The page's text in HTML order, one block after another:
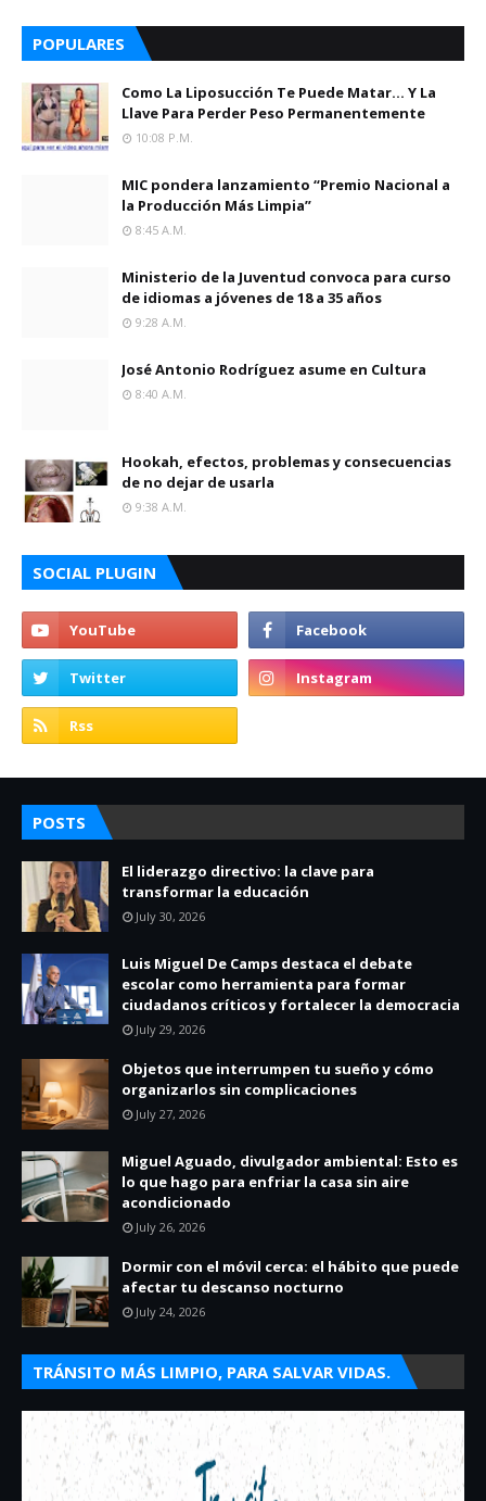
POPULARES
Como La Liposucción Te Puede Matar… Y La
Llave Para Perder Peso Permanentemente
10:08 P.m.
MIC pondera lanzamiento “Premio Nacional a
la Producción Más Limpia”
8:45 A.m.
Ministerio de la Juventud convoca para curso
de idiomas a jóvenes de 18 a 35 años
9:28 A.m.
José Antonio Rodríguez asume en Cultura
8:40 A.m.
Hookah, efectos, problemas y consecuencias
de no dejar de usarla
9:38 A.m.
SOCIAL PLUGIN
POSTS
El liderazgo directivo: la clave para
transformar la educación
July 30, 2026
Luis Miguel De Camps destaca el debate
escolar como herramienta para formar
ciudadanos críticos y fortalecer la democracia
July 29, 2026
Objetos que interrumpen tu sueño y cómo
organizarlos sin complicaciones
July 27, 2026
Miguel Aguado, divulgador ambiental: Esto es
lo que hago para enfriar la casa sin aire
acondicionado
July 26, 2026
Dormir con el móvil cerca: el hábito que puede
afectar tu descanso nocturno
July 24, 2026
TRÁNSITO MÁS LIMPIO, PARA SALVAR VIDAS.